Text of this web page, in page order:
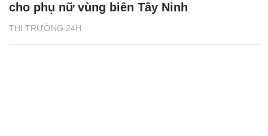
THỊ TRƯỜNG 24H
cho phụ nữ vùng biên Tây Ninh